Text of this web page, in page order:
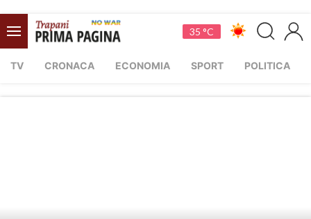
35 °C
TV CRONACA ECONOMIA SPORT POLITICA